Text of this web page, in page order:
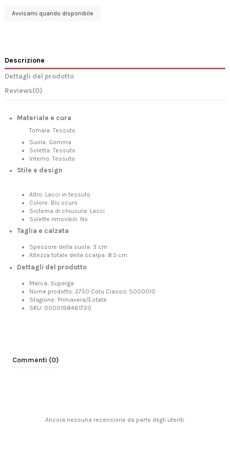
Descrizione
Dettagli del prodotto
Reviews(0)
Materiale e cura
Tomaia:Tessuto
Suola: Gomma
Soletta:Tessuto
Interno:Tessuto
Stile e design
Altro: Lacci in tessuto
Colore: Blu scuro
Sistema di chiusura: Lacci
Solette rimovibili: No
Taglia e calzata
Spessore della suola: 3 cm
Altezza totale della scarpa: 8.5 cm
Dettagli del prodotto
Marca: Superga
Nome prodotto: 2750 Cotu Classic S000010
Stagione: Primavera/Estate
SKU: 0000198461720
Commenti (0)
Ancora nessuna recensione da parte degli utenti.